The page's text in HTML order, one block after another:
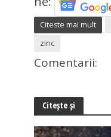
Citeste mai mult
zinc
Comentarii:
Citește și